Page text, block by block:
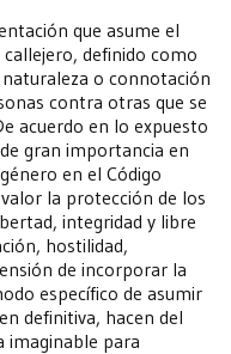
que asume el
definido como
o connotación
contra otras que se
acuerdo en lo expuesto
gran importancia en
en el Código
la protección de los
integridad y libre
hostilidad,
de incorporar la
específico de asumir
definitiva, hacen del
imaginable para